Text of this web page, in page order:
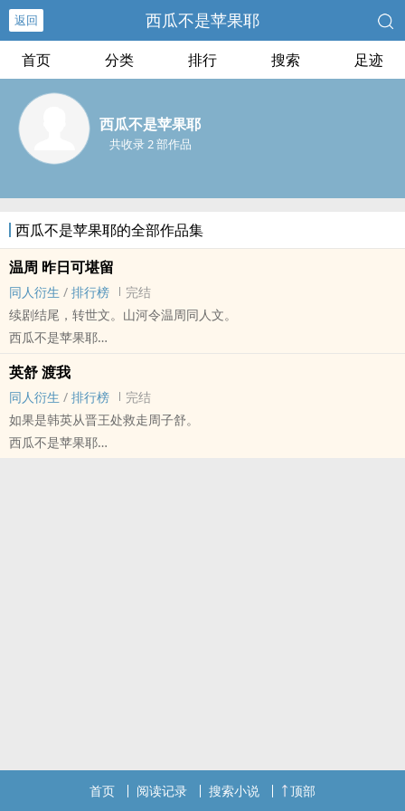
返回 西瓜不是苹果耶
首页 分类 排行 搜索 足迹
西瓜不是苹果耶
共收录 2 部作品
西瓜不是苹果耶的全部作品集
温周 昨日可堪留
同人衍生 / 排行榜
完结
续剧结尾，转世文。山河令温周同人文。
西瓜不是苹果耶
古代 - HE - 狗血 - 武侠
强强
山河令续剧结尾，温客行死于天下武库。
温客行X周子舒
英舒 渡我
同人衍生 / 排行榜
完结
如果是韩英从晋王处救走周子舒。
西瓜不是苹果耶
首页 阅读记录 搜索小说 顶部